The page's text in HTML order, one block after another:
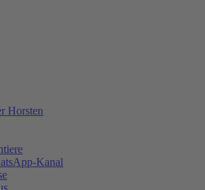
Horsten
Kanal